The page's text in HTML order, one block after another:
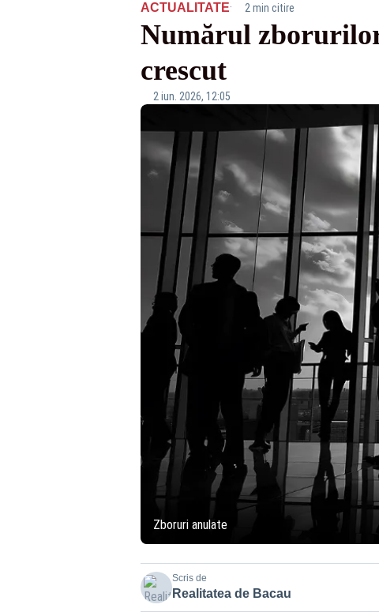
ACTUALITATE· 2 min citire
Numărul
crescut
2 iun. 2026, 12:05
Zboruri anulate
Scris de
Realitatea de Bacau